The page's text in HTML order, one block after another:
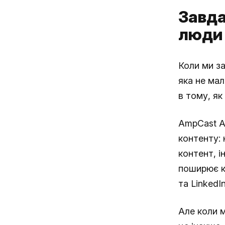
люди
Коли ми
яка не
в тому,
AmpCast
контенту:
контент,
поширює
та
Але коли